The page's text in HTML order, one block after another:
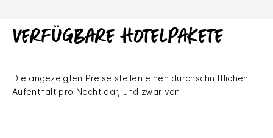
Verfügbare Hotelpakete
Die angezeigten Preise stellen einen durchschnittlichen
Aufenthalt pro Nacht dar, und zwar von